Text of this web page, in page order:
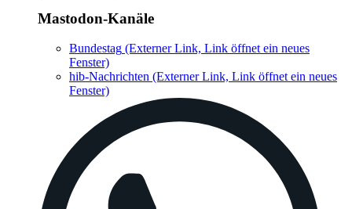
Mastodon-Kanäle
Bundestag (Externer Link, Link öffnet ein neues
Fenster)
hib-Nachrichten (Externer Link, Link öffnet ein neues
Fenster)